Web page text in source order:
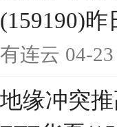
(159190)
有连云 04-
地缘冲突